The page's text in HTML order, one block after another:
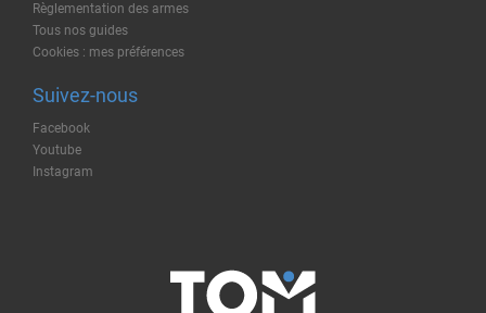
Règlementation des armes
Tous nos guides
Cookies : mes préférences
Suivez-nous
Facebook
Youtube
Instagram